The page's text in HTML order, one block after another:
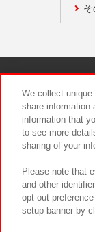
We collect
share information
information that
to see more
sharing of your
Please note that
and other
opt-out
setup banner by